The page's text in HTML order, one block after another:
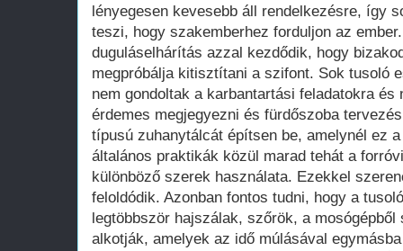
lényegesen kevesebb áll rendelkezésre, így
teszi, hogy szakemberhez forduljon az
duguláselhárítás azzal kezdődik, hogy
megpróbálja kitisztítani a szifont. Sok tusoló
nem gondoltak a karbantartási feladatokra
érdemes megjegyezni és fürdőszoba
típusú zuhanytálcát építsen be, amelynél ez
általános praktikák közül marad tehát a
különböző szerek használata. Ezekkel
feloldódik. Azonban fontos tudni, hogy a
legtöbbször hajszálak, szőrök, a
alkotják, amelyek az idő múlásával